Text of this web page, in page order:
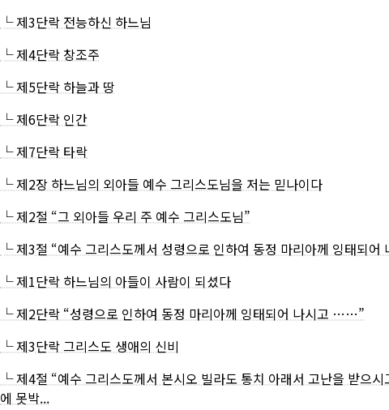
└ 제3단락 전능하신 하느님
└ 제4단락 창조주
└ 제5단락 하늘과 땅
└ 제6단락 인간
└ 제7단락 타락
└ 제2장 하느님의 외아들 예수 그리스도님을 저는 믿나이다
└ 제2절 “그 외아들 우리 주 예수 그리스도님”
└ 제3절 “예수 그리스도께서 성령으로 인하여 동정 마리아께 잉태되어
└ 제1단락 하느님의 아들이 사람이 되셨다
└ 제2단락 “성령으로 인하여 동정 마리아께 잉태되어 나시고 ……”
└ 제3단락 그리스도 생애의 신비
└ 제4절 “예수 그리스도께서 본시오 빌라도 통치 아래서 고난을 받으시
에 못박...